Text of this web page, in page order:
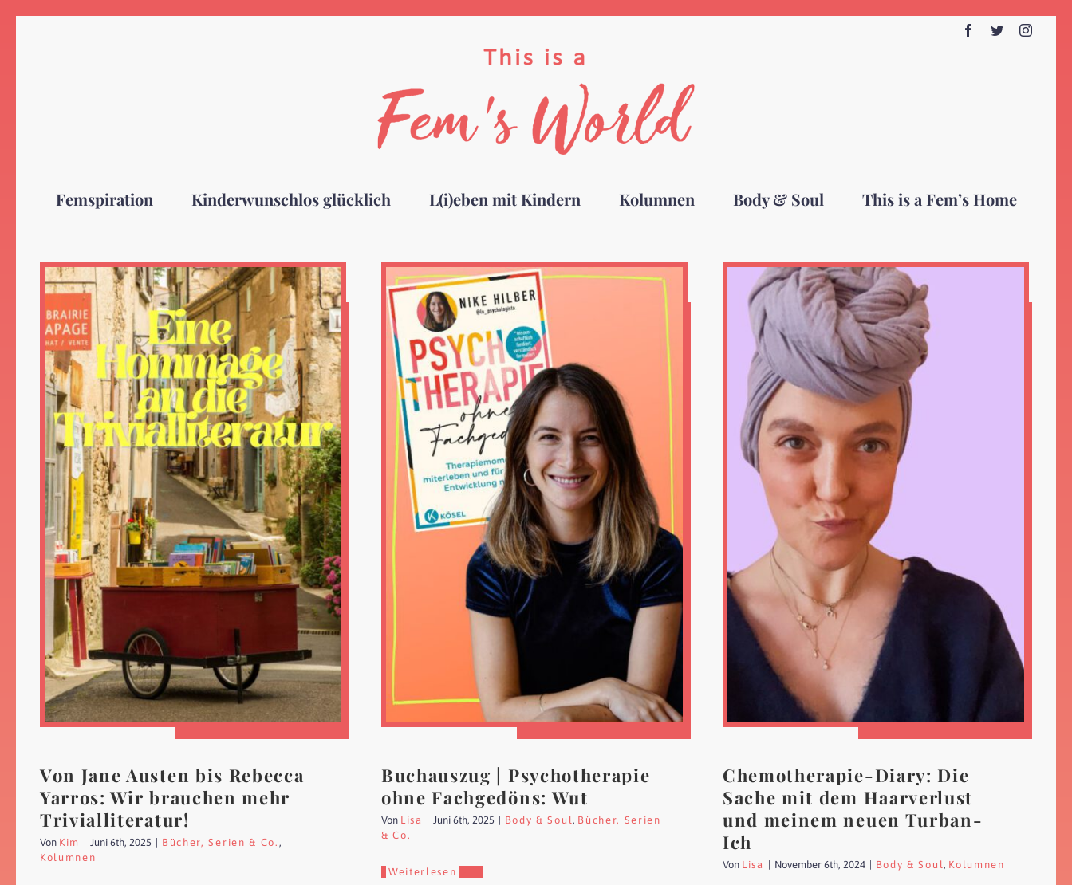
Facebook
Twitter
Femspiration Kinderwunschlos glücklich L(i)eben mit Kindern Kolumnen Body & Soul This is a Fem’s Home
Von Jane Austen bis Rebecca
Yarros: Wir brauchen mehr
Trivialliteratur!
Von Kim Juni 6th, 2025 Bücher, Serien & Co. ,
Kolumnen
Buchauszug | Psychotherapie
ohne Fachgedöns: Wut
Von Lisa Juni 6th, 2025 Body & Soul, Bücher, Serien
& Co.
Weiterlesen
Chemotherapie-Diary: Die
Sache mit dem Haarverlust
und meinem neuen Turban-
Ich
Von Lisa November 6th, 2024 Body & Soul, Kolumnen